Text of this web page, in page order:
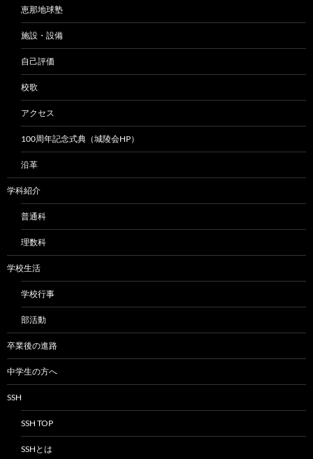
恵那地球塾
施設・設備
自己評価
校歌
アクセス
100周年記念式典（城陵会HP）
沿革
学科紹介
普通科
理数科
学校生活
学校行事
部活動
卒業後の進路
中学生の方へ
SSH
SSH TOP
SSHとは